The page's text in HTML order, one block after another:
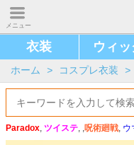
メニュー
衣装 ウィッ
ホーム > コスプレ衣装 >
Paradox, ツイステ, ,呪術廻戦, ウ